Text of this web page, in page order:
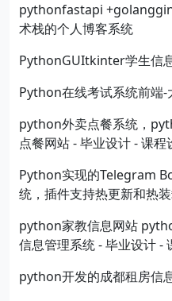
pythonfastapi
术栈的个人博客系统
PythonGUItkinter学生信
Python在线考试系统前端
python外卖点餐系统，
点餐网站 - 毕业设计 - 课程
Python实现的Telegram
统，插件支持热更新和热
python家教信息网站
信息管理系统 - 毕业设计 -
python开发的成都租房信